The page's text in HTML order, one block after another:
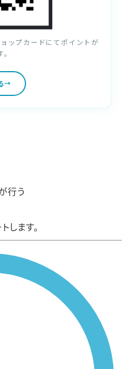
ップカードにてポイントが
行う
します。